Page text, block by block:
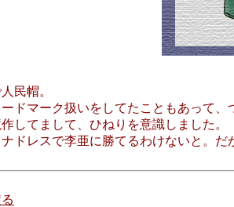
民帽。
ドマーク扱いをしてたこともあって、
してまして、ひねりを意識しました。
ドレスで李亜に勝てるわけないと。